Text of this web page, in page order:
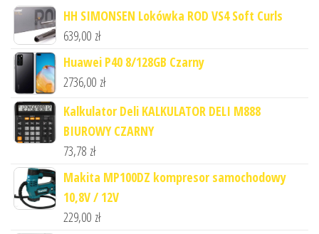
HH SIMONSEN Lokówka ROD VS4 Soft Curls
639,00 zł
Huawei P40 8/128GB Czarny
2736,00 zł
Kalkulator Deli KALKULATOR DELI M888
BIUROWY CZARNY
73,78 zł
Makita MP100DZ kompresor samochodowy
10,8V / 12V
229,00 zł